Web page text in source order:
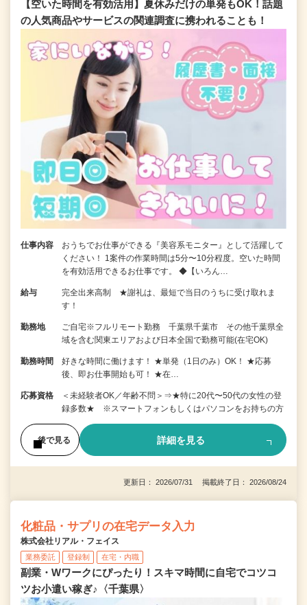
【空いた時間を有効活用】夏休みだけの単発もOK！話題
の人気商品やサービスの関連調査に携われることも！
仕事内容
おうちでお仕事ができる『美容系モニター』として活躍して
ください！ 1案件の作業時間は5分〜10分程度。空いた時間
を有効活用できるお仕事です。 ◆【いろん…
給与
完全出来高制 ★謝礼は、最短で当日のうちに受け取れま
す！
勤務地
ご自宅※フルリモート勤務 千葉県千葉市 その他千葉県全
域を含む関東エリアおよび日本全国で勤務可能(在宅OK)
勤務時間
好きな時間に働けます！ ★単発（1日のみ）OK！ ★応募
後、即お仕事開始も可！ ★在…
応募資格
＜未経験者OK／年齢不問＞⇒★特に20代〜50代の女性の登
録多数★ ※スマートフォンもしくはパソコンをお持ちの方
後で見る 詳細を見る
更新日： 2026/07/31 掲載終了日： 2026/08/24
化粧品・サプリの在宅データ入力
株式会社リアル・フェイス
業務委託 登録制 在宅・内職
副業・Wワークにぴったり！スキマ時間に自宅でコツコ
ツお小遣い稼ぎ♪〈千葉県〉